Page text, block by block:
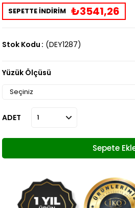
SEPETTE İNDİRİM ₺3541,26
Stok Kodu (DEY1287)
Yüzük Ölçüsü
ADET